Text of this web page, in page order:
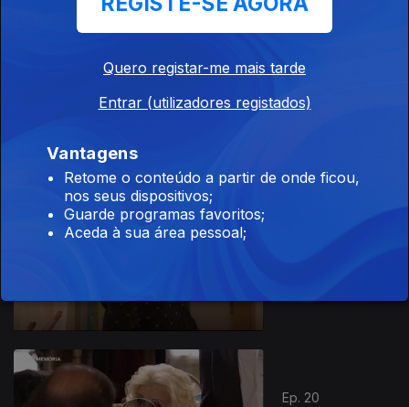
As eleições
Ep. 20
Quero registar-me mais tarde
Entrar (utilizadores registados)
Vantagens
Retome o conteúdo a partir de onde ficou,
nos seus dispositivos;
Guarde programas favoritos;
Aceda à sua área pessoal;